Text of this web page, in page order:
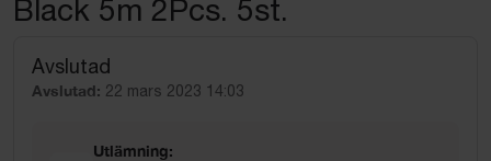
Black 5m 2Pcs. 5st.
Avslutad
Avslutad: 22 mars 2023 14:03
Utlämning: